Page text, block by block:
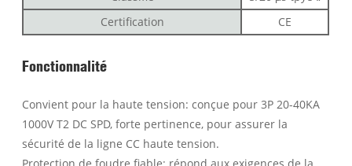
Certification
CE
Fonctionnalité
Convient pour la haute tension: conçue pour 3P 20-40KA
1000V T2 DC SPD, forte pertinence, pour assurer la
sécurité de la ligne CC haute tension.
Protection de foudre fiable: répond aux exigences de la